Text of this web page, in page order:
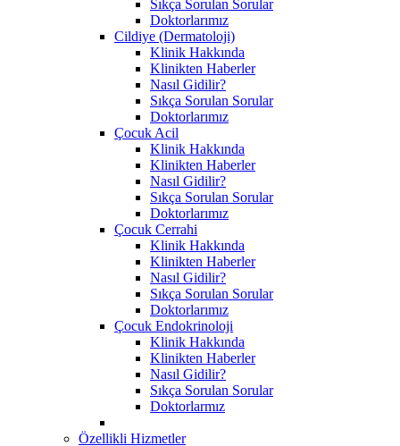
Sıkça Sorulan Sorular
Doktorlarımız
Cildiye (Dermatoloji)
Klinik Hakkında
Klinikten Haberler
Nasıl Gidilir?
Sıkça Sorulan Sorular
Doktorlarımız
Çocuk Acil
Klinik Hakkında
Klinikten Haberler
Nasıl Gidilir?
Sıkça Sorulan Sorular
Doktorlarımız
Çocuk Cerrahi
Klinik Hakkında
Klinikten Haberler
Nasıl Gidilir?
Sıkça Sorulan Sorular
Doktorlarımız
Çocuk Endokrinoloji
Klinik Hakkında
Klinikten Haberler
Nasıl Gidilir?
Sıkça Sorulan Sorular
Doktorlarmız
Özellikli Hizmetler